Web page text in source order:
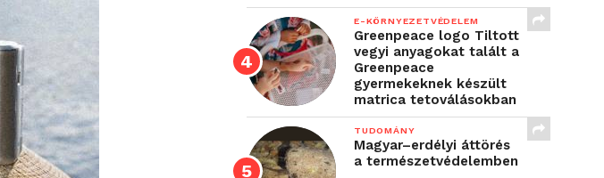
E-KÖRNYEZETVÉDELEM
Greenpeace logo Tiltott
vegyi anyagokat talált a
Greenpeace
gyermekeknek készült
matrica tetoválásokban
TUDOMÁNY
Magyar–erdélyi áttörés
a természetvédelemben